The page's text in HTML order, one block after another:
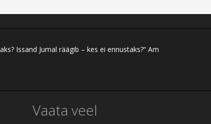
Issand Jumal räägib – kes ei ennustaks?“ Am
Vaata veel